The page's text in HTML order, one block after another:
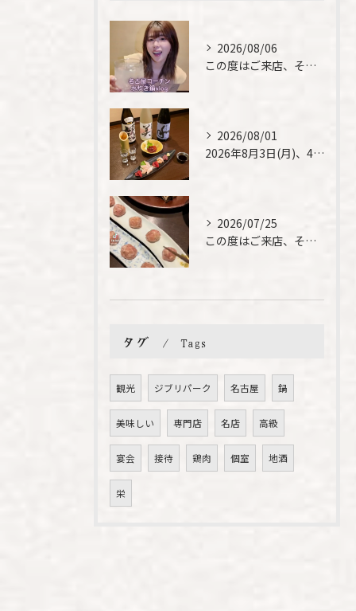
2026/08/06
この度はご来店、そして素敵なご紹介誠にありがとうございます✨...
2026/08/01
2026年8月3日(月)、4日(火)は、臨時休業させて頂きま...
2026/07/25
この度はご来店、そして素敵なご紹介誠にありがとうございます✨...
タグ Tags
観光 ジブリパーク 名古屋 鍋
美味しい 専門店 名店 高級
宴会 接待 鶏肉 個室 地酒
栄